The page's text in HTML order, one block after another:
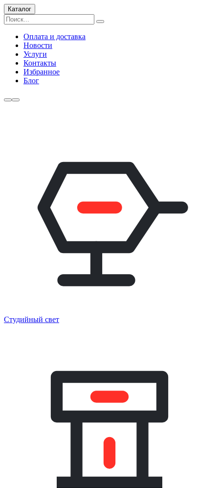
Каталог
Оплата и доставка
Новости
Услуги
Контакты
Избранное
Блог
Студийный свет